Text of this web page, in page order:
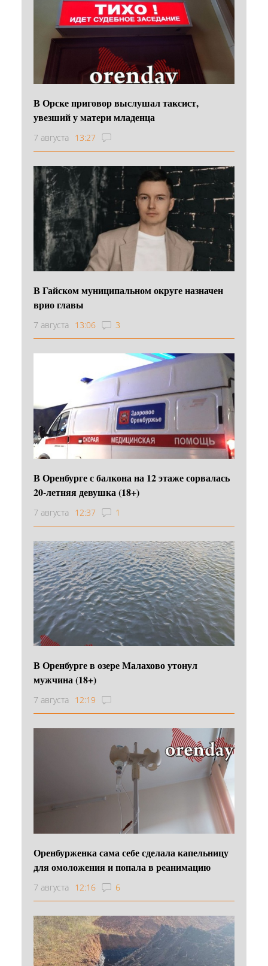
В Орске приговор выслушал таксист,
увезший у матери младенца
7 августа 13:27
В Гайском муниципальном округе назначен
врио главы
7 августа 13:06 3
В Оренбурге с балкона на 12 этаже сорвалась
20-летняя девушка (18+)
7 августа 12:37 1
В Оренбурге в озере Малахово утонул
мужчина (18+)
7 августа 12:19
Оренбурженка сама себе сделала капельницу
для омоложения и попала в реанимацию
7 августа 12:16 6